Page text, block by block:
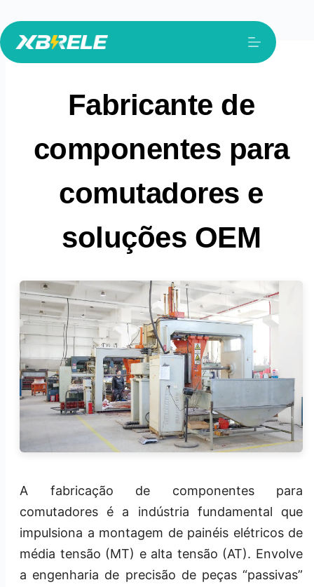
para
o
Fabricante de
componentes para
comutadores e
soluções OEM
A fabricação de componentes para
comutadores é a indústria fundamental que
impulsiona a montagem de painéis elétricos de
média tensão (MT) e alta tensão (AT). Envolve
a engenharia de precisão de peças “passivas”